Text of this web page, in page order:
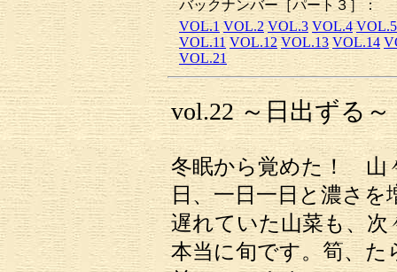
バックナンバー［パート３］：
VOL.1 VOL.2 VOL.3 VOL.4 VOL.5
VOL.11 VOL.12 VOL.13 VOL.14
VOL.21
vol.22 ～日出ずる～
冬眠から覚めた！ 山
日、一日一日と濃さを
遅れていた山菜も、
本当に旬です。筍、